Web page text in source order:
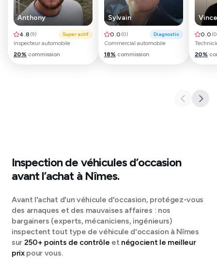
Anthony
4.8 (9) Super actif
Inspecteur automobile
20% commission
Sylvain
0.0 (0) Diagnostic
Commercial automobile
18% commission
0.0 (0
20%
Inspection de véhicules d’occasion
avant l’achat à Nîmes.
Avant l'achat d'un véhicule d'occasion, protégez-vous
des arnaques et des mauvaises affaires : nos
bargainers (experts, mécaniciens, ingénieurs)
inspectent tout type de véhicule d'occasion à Nîmes
sur 250+ points de contrôle et négocient le meilleur
prixpour vous.